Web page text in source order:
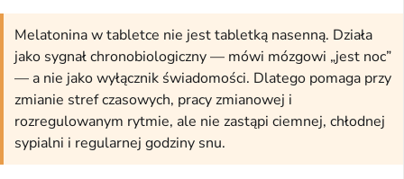
Melatonina w tabletce nie jest tabletką nasenną. Działa
jako sygnał chronobiologiczny — mówi mózgowi „jest noc”
— a nie jako wyłącznik świadomości. Dlatego pomaga przy
zmianie stref czasowych, pracy zmianowej i
rozregulowanym rytmie, ale nie zastąpi ciemnej, chłodnej
sypialni i regularnej godziny snu.